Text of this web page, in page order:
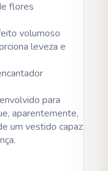
flores
volumoso
leveza e
para
aparentemente,
um vestido capaz